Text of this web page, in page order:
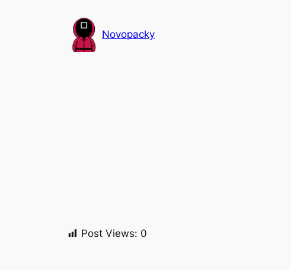
Novopacky
Post Views: 0